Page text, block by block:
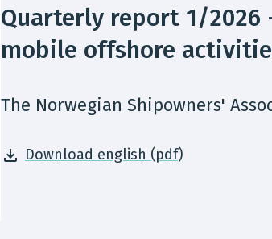
Quarterly report 1/2026
mobile offshore
The Norwegian Shipowners'
Download english (pdf)